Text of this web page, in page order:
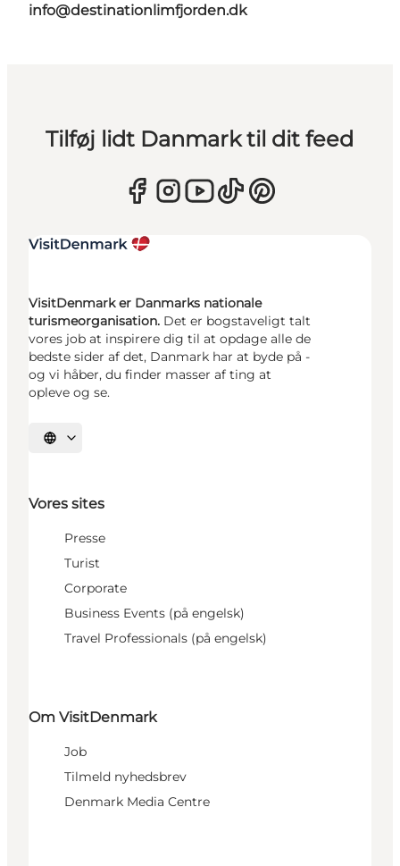
info@destinationlimfjorden.dk
Tilføj lidt Danmark til dit feed
VisitDenmark er Danmarks nationale
turismeorganisation. Det er bogstaveligt talt
vores job at inspirere dig til at opdage alle de
bedste sider af det, Danmark har at byde på -
og vi håber, du finder masser af ting at
opleve og se.
Vælg sprog
Vores sites
Presse
Turist
Corporate
Business Events (på engelsk)
Travel Professionals (på engelsk)
Om VisitDenmark
Job
Tilmeld nyhedsbrev
Denmark Media Centre